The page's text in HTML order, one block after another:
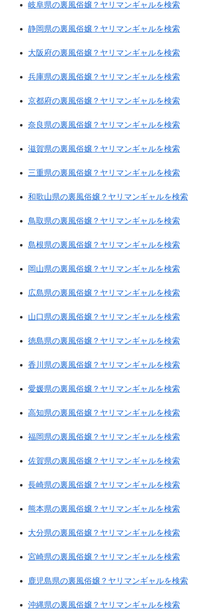
岐阜県の裏風俗嬢？ヤリマンギャルを検索
静岡県の裏風俗嬢？ヤリマンギャルを検索
大阪府の裏風俗嬢？ヤリマンギャルを検索
兵庫県の裏風俗嬢？ヤリマンギャルを検索
京都府の裏風俗嬢？ヤリマンギャルを検索
奈良県の裏風俗嬢？ヤリマンギャルを検索
滋賀県の裏風俗嬢？ヤリマンギャルを検索
三重県の裏風俗嬢？ヤリマンギャルを検索
和歌山県の裏風俗嬢？ヤリマンギャルを検索
鳥取県の裏風俗嬢？ヤリマンギャルを検索
島根県の裏風俗嬢？ヤリマンギャルを検索
岡山県の裏風俗嬢？ヤリマンギャルを検索
広島県の裏風俗嬢？ヤリマンギャルを検索
山口県の裏風俗嬢？ヤリマンギャルを検索
徳島県の裏風俗嬢？ヤリマンギャルを検索
香川県の裏風俗嬢？ヤリマンギャルを検索
愛媛県の裏風俗嬢？ヤリマンギャルを検索
高知県の裏風俗嬢？ヤリマンギャルを検索
福岡県の裏風俗嬢？ヤリマンギャルを検索
佐賀県の裏風俗嬢？ヤリマンギャルを検索
長崎県の裏風俗嬢？ヤリマンギャルを検索
熊本県の裏風俗嬢？ヤリマンギャルを検索
大分県の裏風俗嬢？ヤリマンギャルを検索
宮崎県の裏風俗嬢？ヤリマンギャルを検索
鹿児島県の裏風俗嬢？ヤリマンギャルを検索
沖縄県の裏風俗嬢？ヤリマンギャルを検索